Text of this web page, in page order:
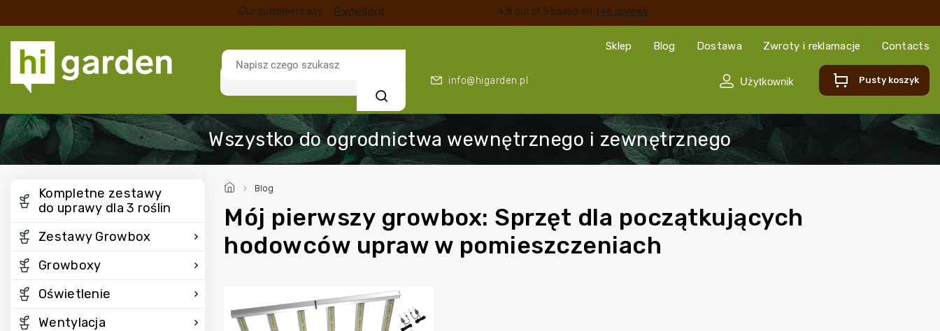
info@higarden.pl
Sklep Blog Dostawa Zwroty i reklamacje Contacts
Szukaj
Pusty koszyk
/ Blog
Kompletne zestawy
do uprawy dla 3 roślin
Zestawy Growbox
Growboxy
Oświetlenie
Wentylacja
Mój pierwszy growbox: Sprzęt dla początkujących
hodowców upraw w pomieszczeniach